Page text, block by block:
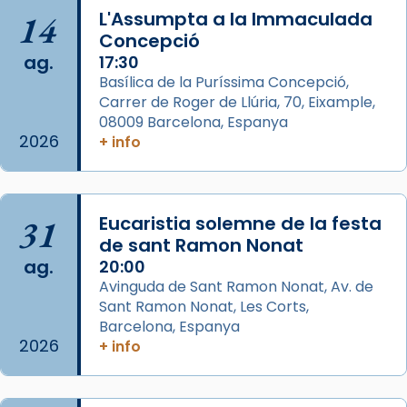
missa d’acció de gràcies en agraïment al
comitè organitzador de la visita apostòlica
del Sant Pare Lleó XIV a Barcelona, i als
col·laboradors, a la Catedral de Barcelona.
L’arquebisbe de Barcelona, el cardenal Joan
Josep Omella, ha presidit la missa i l’ha
concelebrat el bisbe auxiliar de Barcelona,
Mons. David Abadías.
📸 Dr. G. Simón
Photo
View on Facebook Share
Arquebisbat de Barcelona
2 weeks ago
Memòria de les santes Juliana i
Semproniana, verges i màrtirs.
14
ag.
2026
L'Assumpta a la Immaculada
Concepció
17:30
Basílica de la Puríssima Concepció,
Carrer de Roger de Llúria, 70, Eixample,
08009 Barcelona, Espanya
+ info
31
ag.
2026
Eucaristia solemne de la festa
de sant Ramon Nonat
20:00
Avinguda de Sant Ramon Nonat, Av. de
Sant Ramon Nonat, Les Corts,
Barcelona, Espanya
+ info